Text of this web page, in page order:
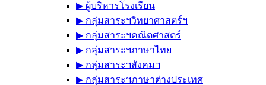
▶︎ ผู้บริหารโรงเรียน
▶︎ กลุ่มสาระฯวิทยาศาสตร์ฯ
▶︎ กลุ่มสาระฯคณิตศาสตร์
▶︎ กลุ่มสาระฯภาษาไทย
▶︎ กลุ่มสาระฯสังคมฯ
▶︎ กลุ่มสาระฯภาษาต่างประเทศ